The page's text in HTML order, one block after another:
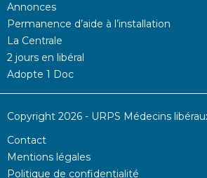
Annonces
Permanence d’aide à l’installation
La Centrale
2 jours en libéral
Adopte 1 Doc
Copyright 2026 - URPS Médecins
Contact
Mentions légales
Politique de confidentialité